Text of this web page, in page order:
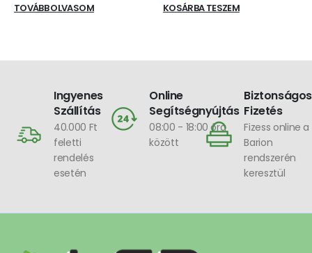
TOVÁBB OLVASOM KOSÁRBA TESZEM
Ingyenes
Szállítás
40.000 Ft
feletti
rendelés
esetén
Online
Segítségnyújtás
08:00 - 18:00 óra
között
Biztonságos
Fizetés
Fizess online a
Barion
rendszerén
keresztül